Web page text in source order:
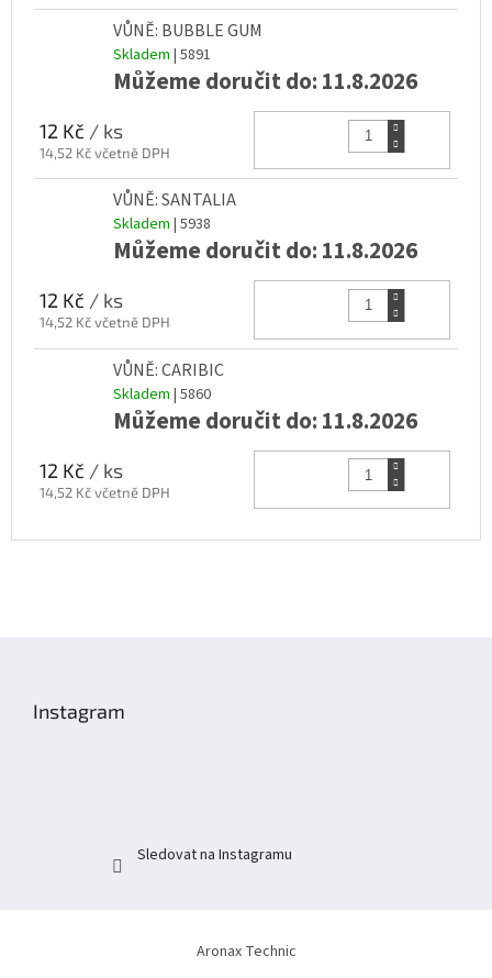
VŮNĚ: BUBBLE GUM
Skladem | 5891
Můžeme doručit do: 11.8.2026
12 Kč / ks
14,52 Kč včetně DPH
VŮNĚ: SANTALIA
Skladem | 5938
Můžeme doručit do: 11.8.2026
12 Kč / ks
14,52 Kč včetně DPH
VŮNĚ: CARIBIC
Skladem | 5860
Můžeme doručit do: 11.8.2026
12 Kč / ks
14,52 Kč včetně DPH
Instagram
Sledovat na Instagramu
Aronax Technic